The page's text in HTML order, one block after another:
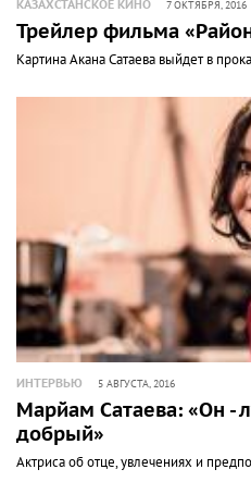
КАЗАХСТАНСКОЕ КИНО 7 ОКТЯБРЯ, 2016
Трейлер фильма
Картина Акана Сатаева выйдет в
ИНТЕРВЬЮ 5 АВГУСТА, 2016
Марйам Сатаева: «Он -
добрый»
Актриса об отце, увлечениях и